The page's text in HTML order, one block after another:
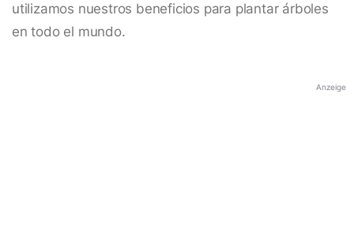
utilizamos nuestros beneficios para plantar árboles
en todo el mundo.
Anzeige